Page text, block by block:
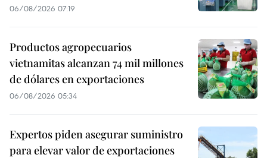
06/08/2026 07:19
Productos agropecuarios
vietnamitas alcanzan 74 mil millones
de dólares en exportaciones
06/08/2026 05:34
Expertos piden asegurar suministro
para elevar valor de exportaciones